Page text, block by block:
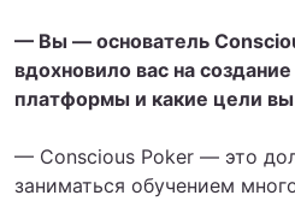
— Вы — основатель
вдохновило вас на
платформы и какие цели
— Conscious Poker — это
заниматься обучением